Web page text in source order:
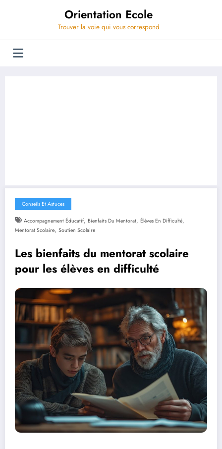
Orientation Ecole
Trouver la voie qui vous correspond
Conseils Et Astuces
Accompagnement Éducatif, Bienfaits Du Mentorat, Élèves En Difficulté,
Mentorat Scolaire, Soutien Scolaire
Les bienfaits du mentorat scolaire
pour les élèves en difficulté